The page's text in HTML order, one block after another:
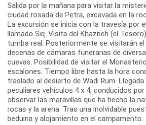
Salida por la mañana para visitar la
ciudad rosada de Petra, excavada en la
La excursión se inicia con la travesía por
llamado Siq. Visita del Khazneh (el
tumba real. Posteriormente se visitarán
decenas de cámaras funerarias de
cuevas. Posibilidad de visitar el
escalones. Tiempo libre hasta la hora
traslado al desierto de Wadi Rum.
peculiares vehículos 4 x 4, conducidos por
observar las maravillas que ha hecho la
rocas y la arena. Tras una inolvidable
beduina y alojamiento en el campamento.